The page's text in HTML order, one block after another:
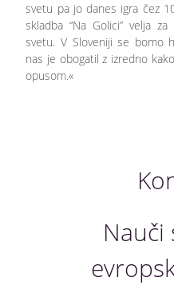
svetu pa jo danes igra čez
skladba “Na Golici” velja
svetu. V Sloveniji se bomo
nas je obogatil z izredno
opusom.«
Nauči